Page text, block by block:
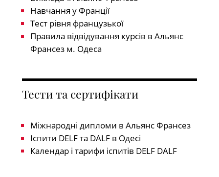
Навчання у Франції
Тест рівня французької
Правила відвідування курсів в Альянс
Франсез м. Одеса
Тести та сертифікати
Міжнародні дипломи в Альянс Франсез
Іспити DELF та DALF в Одесі
Календар і тарифи іспитів DELF DALF